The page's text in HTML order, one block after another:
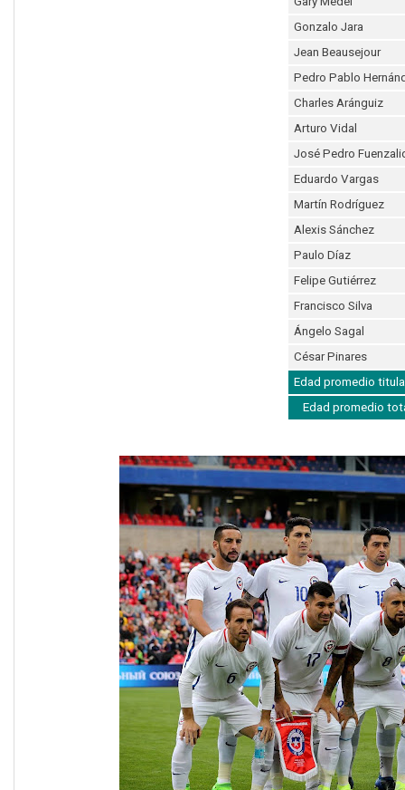
Gonzalo Jara
Jean Beausejour
Pedro Pablo
Charles Aránguiz
Arturo Vidal
José Pedro
Eduardo Vargas
Martín Rodríguez
Alexis Sánchez
Paulo Díaz
Felipe Gutiérrez
Francisco Silva
Ángelo Sagal
César Pinares
Edad promedio
Edad promedio